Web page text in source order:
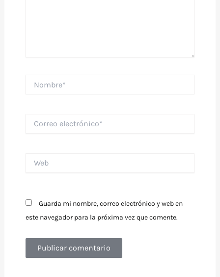
electrónico*
Guarda mi nombre, correo electrónico y web en
este navegador para la próxima vez que comente.